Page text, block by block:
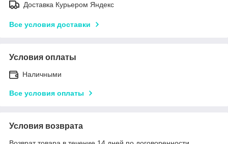
Доставка Курьером Яндекс
Все условия доставки
Условия оплаты
Наличными
Все условия оплаты
Условия возврата